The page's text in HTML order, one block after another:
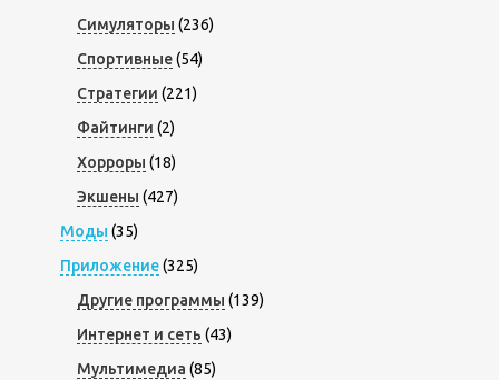
Симуляторы (236)
Спортивные(54)
Стратегии (221)
Файтинги (2)
Хорроры (18)
Экшены (427)
Моды (35)
Приложение(325)
Другие программы (139)
Интернет и сеть (43)
Мультимедиа (85)